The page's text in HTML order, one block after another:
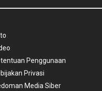
Penggunaan
Privasi
Media Siber